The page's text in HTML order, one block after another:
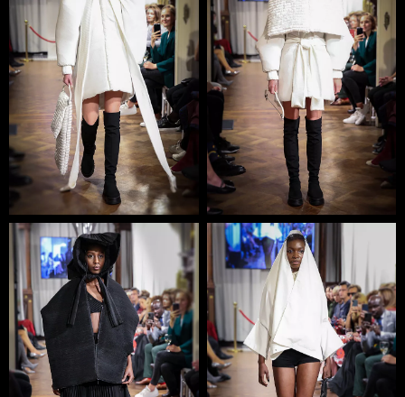
DZHUS – нішевий бренд жіночого одягу, створений у
2010 році київським дизайнером і стилістом Іриною
Джус. В основі естетики – інноваційні структурні
рішення. На експериментальний крій дизайнерку
надихають промислові об’єкти, архітектура
конструктивізму, функціоналізму і бруталізму.
Монохромні колекції з натуральних тканин і
трикотажу. DZHUS – вегетаріанський бренд. Способи
обробки тканини: виведені на лицьовий бік припуски
швів, необроблений край, окантовка, бахрома з
оверлока. Колекції презентовано в Парижі під час
тижня моди; Ukrainian Fashion Week, Mercedes-Benz
Kiev Fashion Days та Празького тижня дизайну і моди
Designblok. У грудні 2015 DZHUS вийшов у фінал
International Woolmark Prize.